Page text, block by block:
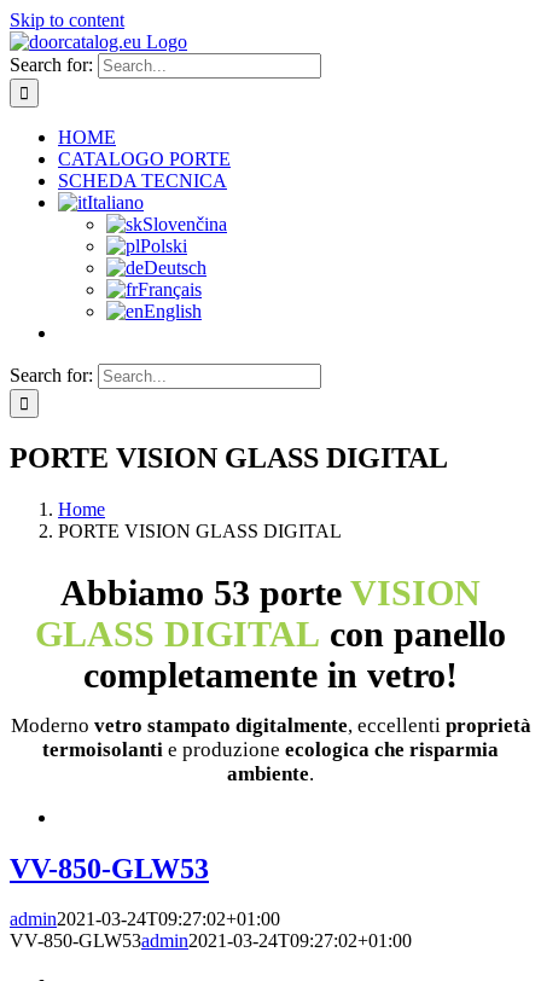
Skip to content
Search for:
HOME
CATALOGO PORTE
SCHEDA TECNICA
Italiano
Slovenčina
Polski
Deutsch
Français
English
Search for:
PORTE VISION GLASS DIGITAL
Home
PORTE VISION GLASS DIGITAL
Abbiamo 53 porte VISION
GLASS DIGITAL con panello
completamente in vetro!
Moderno vetro stampato digitalmente, eccellenti proprietà
termoisolanti e produzione ecologica che risparmia
ambiente.
VV-850-GLW53
admin2021-03-24T09:27:02+01:00
VV-850-GLW53admin2021-03-24T09:27:02+01:00